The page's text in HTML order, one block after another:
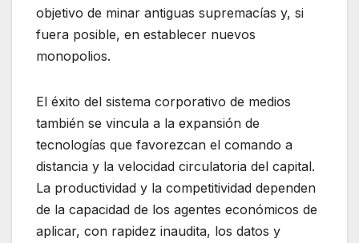
objetivo de minar antiguas supremacías y, si
fuera posible, en establecer nuevos
monopolios.
El éxito del sistema corporativo de medios
también se vincula a la expansión de
tecnologías que favorezcan el comando a
distancia y la velocidad circulatoria del capital.
La productividad y la competitividad dependen
de la capacidad de los agentes económicos de
aplicar, con rapidez inaudita, los datos y